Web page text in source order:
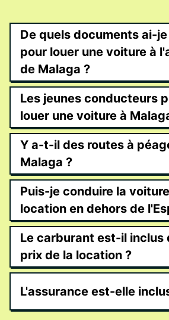
De quels documents ai-
pour louer une voiture à
de Malaga ?
Les jeunes conducteurs
louer une voiture à
Y a-t-il des routes à
Malaga ?
Puis-je conduire la
location en dehors de
Le carburant est-il inclus
prix de la location ?
L'assurance est-elle